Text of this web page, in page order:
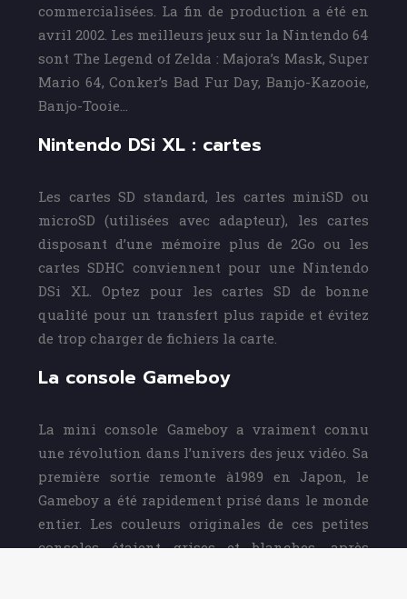
commercialisées. La fin de production a été en
avril 2002. Les meilleurs jeux sur la Nintendo 64
sont The Legend of Zelda : Majora’s Mask, Super
Mario 64, Conker’s Bad Fur Day, Banjo-Kazooie,
Banjo-Tooie…
Nintendo DSi XL : cartes
Les cartes SD standard, les cartes miniSD ou
microSD (utilisées avec adapteur), les cartes
disposant d’une mémoire plus de 2Go ou les
cartes SDHC conviennent pour une Nintendo
DSi XL. Optez pour les cartes SD de bonne
qualité pour un transfert plus rapide et évitez
de trop charger de fichiers la carte.
La console Gameboy
La mini console Gameboy a vraiment connu
une révolution dans l’univers des jeux vidéo. Sa
première sortie remonte à1989 en Japon, le
Gameboy a été rapidement prisé dans le monde
entier. Les couleurs originales de ces petites
consoles étaient grises et blanches, après